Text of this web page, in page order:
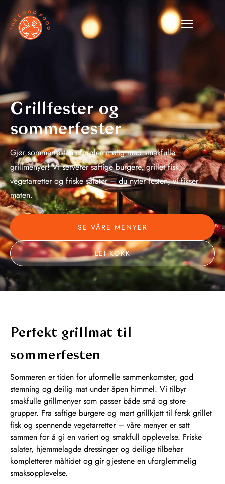
Grillfester og
sommerfester
Gjør sommerfesten uforglemmelig med smakfulle
grillmenyer! Vi serverer saftige burgere, grillet fisk,
vegetarretter og friske salater – du nyter festen, vi fikser
maten.
SE VÅRE MENYER
LEI KOKK
Perfekt grillmat til
sommerfesten
Sommeren er tiden for uformelle sammenkomster, god
stemning og deilig mat under åpen himmel. Vi tilbyr
smakfulle grillmenyer som passer både små og store
grupper. Fra saftige burgere og mørt grillkjøtt til fersk grillet
fisk og spennende vegetarretter – våre menyer er satt
sammen for å gi en variert og smakfull opplevelse. Friske
salater, hjemmelagde dressinger og deilige tilbehør
kompletterer måltidet og gir gjestene en uforglemmelig
smaksopplevelse.